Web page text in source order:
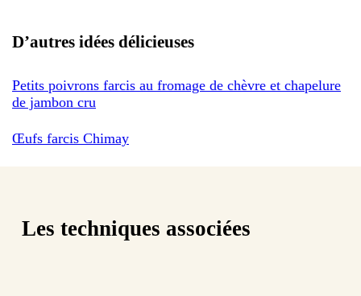
D’autres idées délicieuses
Petits poivrons farcis au fromage de chèvre et chapelure
de jambon cru
Œufs farcis Chimay
Les techniques associées